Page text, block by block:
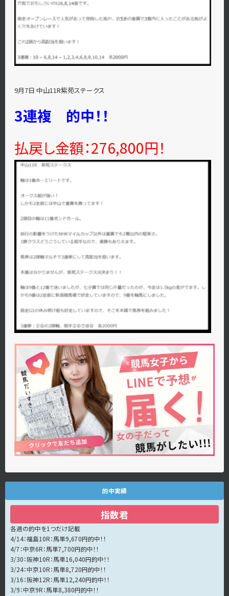
9月7日 中山11R紫苑ステークス
3連複 的中！！
払戻し金額：276,800円！
的中実績
指数君
各週の的中を1つだけ記載
4/14：福島10R：馬単9,670円的中！！
4/7：中京6R：馬単7,700円的中！！
3/30：阪神10R：馬単16,040円的中！！
3/24：中京10R：馬単8,720円的中！！
3/16：阪神12R：馬単12,240円的中！！
3/9：中京9R：馬単8,380円的中！！